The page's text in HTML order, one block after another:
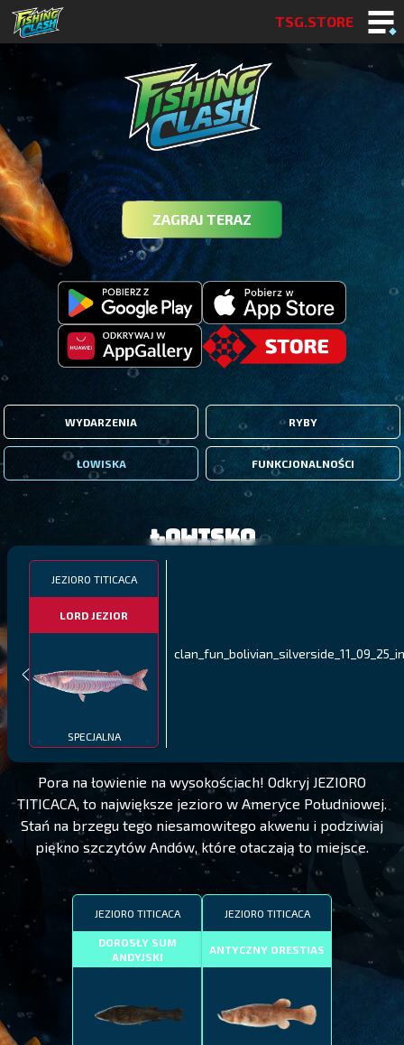
TSG.STORE
ZAGRAJ TERAZ
WYDARZENIA RYBY
ŁOWISKA FUNKCJONALNOŚCI
JEZIORO TITICACA
LORD JEZIOR
SPECJALNA
Łowisko
Pora na łowienie na wysokościach! Odkryj JEZIORO
TITICACA, to największe jezioro w Ameryce Południowej.
Stań na brzegu tego niesamowitego akwenu i podziwiaj
piękno szczytów Andów, które otaczają to miejsce.
JEZIORO TITICACA
DOROSŁY SUM
ANDYJSKI
JEZIORO TITICACA
ANTYCZNY ORESTIAS